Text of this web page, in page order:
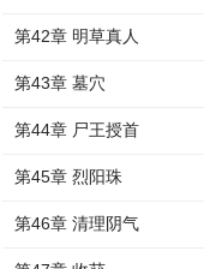
第42章 明草真人
第43章 墓穴
第44章 尸王授首
第45章 烈阳珠
第46章 清理阴气